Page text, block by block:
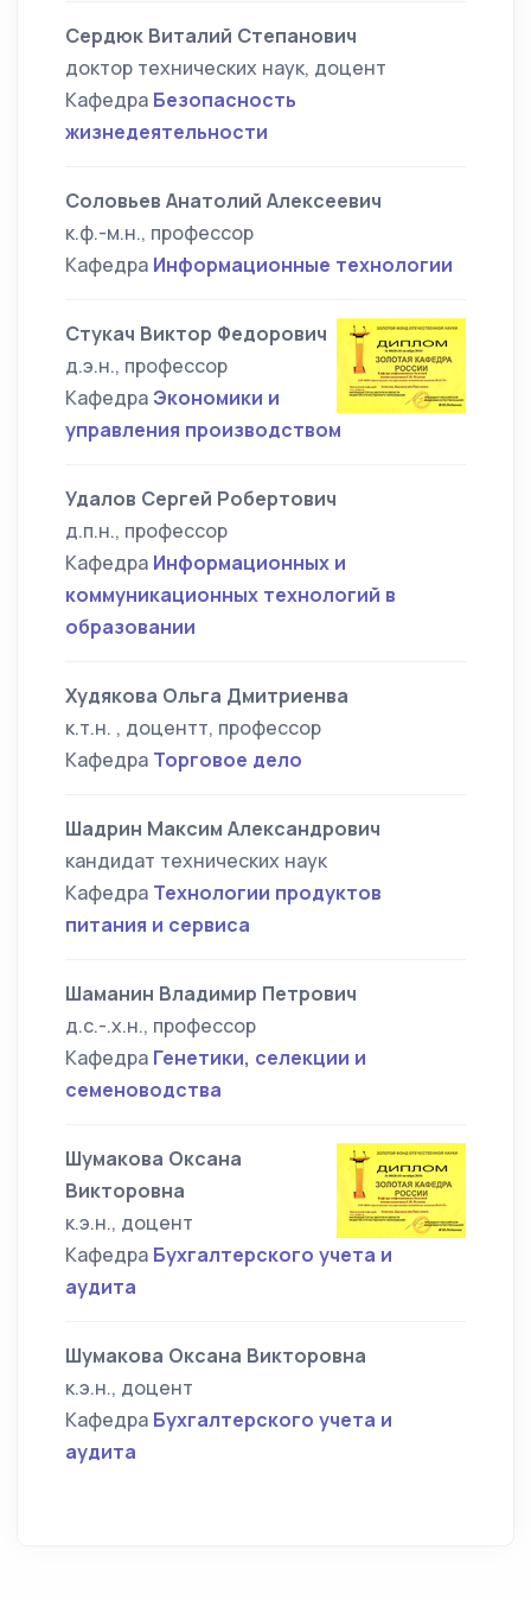
Сердюк Виталий Степанович
доктор технических наук, доцент
Кафедра Безопасность
жизнедеятельности
Соловьев Анатолий Алексеевич
к.ф.-м.н., профессор
Кафедра Информационные технологии
Стукач Виктор Федорович
д.э.н., профессор
КафедраЭкономики и
управления производством
Удалов Сергей Робертович
д.п.н., профессор
Кафедра Информационных и
коммуникационных технологий в
образовании
Худякова Ольга Дмитриенва
к.т.н. , доцентт, профессор
Кафедра Торговое дело
Шадрин Максим Александрович
кандидат технических наук
Кафедра Технологии продуктов
питания и сервиса
Шаманин Владимир Петрович
д.с.-.х.н., профессор
Кафедра Генетики, селекции и
семеноводства
Шумакова Оксана
Викторовна
к.э.н., доцент
Кафедра Бухгалтерского учета и
аудита
Шумакова Оксана Викторовна
к.э.н., доцент
Кафедра Бухгалтерского учета и
аудита